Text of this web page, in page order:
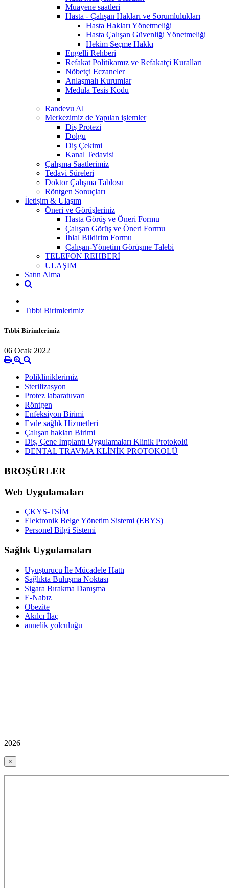
Muayene saatleri
Hasta - Çalışan Hakları ve Sorumlulukları
Hasta Hakları Yönetmeliği
Hasta Çalışan Güvenliği Yönetmeliği
Hekim Seçme Hakkı
Engelli Rehberi
Refakat Politikamız ve Refakatçi Kuralları
Nöbetçi Eczaneler
Anlaşmalı Kurumlar
Medula Tesis Kodu
Randevu Al
Merkezimiz de Yapılan işlemler
Diş Protezi
Dolgu
Diş Çekimi
Kanal Tedavisi
Çalışma Saatlerimiz
Tedavi Süreleri
Doktor Çalışma Tablosu
Röntgen Sonuçları
İletişim & Ulaşım
Öneri ve Görüşleriniz
Hasta Görüş ve Öneri Formu
Çalışan Görüş ve Öneri Formu
İhlal Bildirim Formu
Çalışan-Yönetim Görüşme Talebi
TELEFON REHBERİ
ULAŞIM
Satın Alma
Tıbbi Birimlerimiz
Tıbbi Birimlerimiz
06 Ocak 2022
Polikliniklerimiz
Sterilizasyon
Protez labaratuvarı
Röntgen
Enfeksiyon Birimi
Evde sağlık Hizmetleri
Çalışan hakları Birimi
Diş, Çene İmplantı Uygulamaları Klinik Protokolü
DENTAL TRAVMA KLİNİK PROTOKOLÜ
BROŞÜRLER
Web Uygulamaları
ÇKYS-TSİM
Elektronik Belge Yönetim Sistemi (EBYS)
Personel Bilgi Sistemi
Sağlık Uygulamaları
Uyuşturucu İle Mücadele Hattı
Sağlıkta Buluşma Noktası
Sigara Bırakma Danışma
E-Nabız
Obezite
Akılcı İlaç
annelik yolculuğu
2026
×